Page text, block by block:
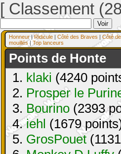
[ Classement
Honneur|Ridicule | Côté des Braves | Côté
mouillés| Top lanceurs
Points de Honte
1. klaki (4240
2. Prosper le
3. Bourino (2393
4.iehl (1679
5. GrosPouet